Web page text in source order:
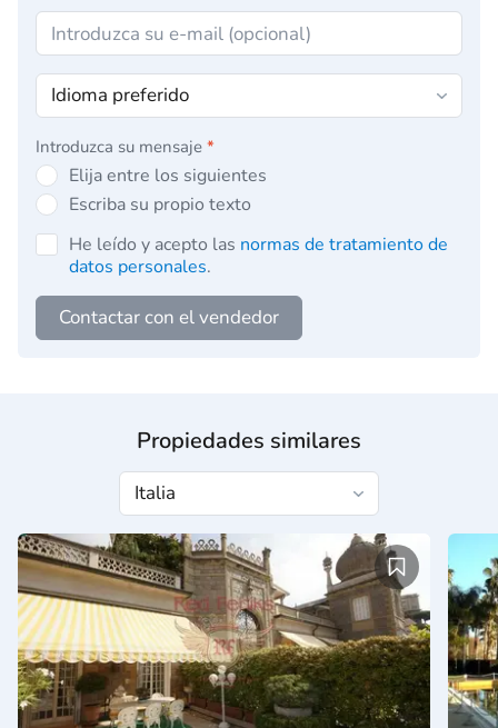
Introduzca su mensaje *
Elija entre los siguientes
Escriba su propio texto
He leído y acepto las normas de tratamiento de
datos personales.
Contactar con el vendedor
Propiedades similares